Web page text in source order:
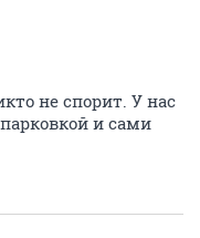
не спорит. У нас
и сами